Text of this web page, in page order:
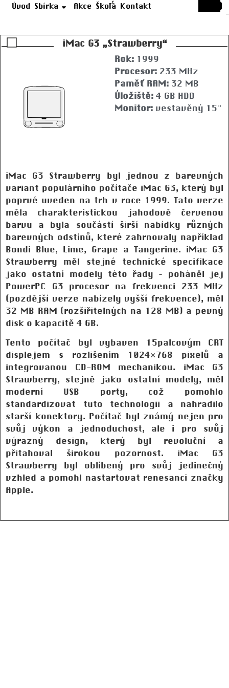
Úvod Sbírka Akce Škola Kontakt
iMac G3 „Strawberry“
Rok: 1999
Procesor: 233 MHz
Paměť RAM: 32 MB
Úložiště: 4 GB HDD
Monitor: vestavěný 15"
iMac G3 Strawberry byl jednou z barevných
variant populárního počítače iMac G3, který byl
poprvé uveden na trh v roce 1999. Tato verze
měla charakteristickou jahodově červenou
barvu a byla součástí širší nabídky různých
barevných odstínů, které zahrnovaly například
Bondi Blue, Lime, Grape a Tangerine. iMac G3
Strawberry měl stejné technické specifikace
jako ostatní modely této řady – poháněl jej
PowerPC G3 procesor na frekvenci 233 MHz
(pozdější verze nabízely vyšší frekvence), měl
32 MB RAM (rozšiřitelných na 128 MB) a pevný
disk o kapacitě 4 GB.
Tento počítač byl vybaven 15palcovým CRT
displejem s rozlišením 1024×768 pixelů a
integrovanou CD-ROM mechanikou. iMac G3
Strawberry, stejně jako ostatní modely, měl
moderní USB porty, což pomohlo
standardizovat tuto technologii a nahradilo
starší konektory. Počítač byl známý nejen pro
svůj výkon a jednoduchost, ale i pro svůj
výrazný design, který byl revoluční a
přitahoval širokou pozornost. iMac G3
Strawberry byl oblíbený pro svůj jedinečný
vzhled a pomohl nastartovat renesanci značky
Apple.